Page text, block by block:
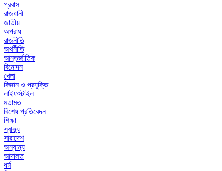
প্রবাস
রাজধানী
জাতীয়
অপরাধ
রাজনীতি
অর্থনীতি
আন্তর্জাতিক
বিনোদন
খেলা
বিজ্ঞান ও প্রযুক্তি
লাইফস্টাইল
মতামত
বিশেষ প্রতিবেদন
শিক্ষা
স্বাস্থ্য
সারাদেশ
অন্যান্য
আদালত
ধর্ম